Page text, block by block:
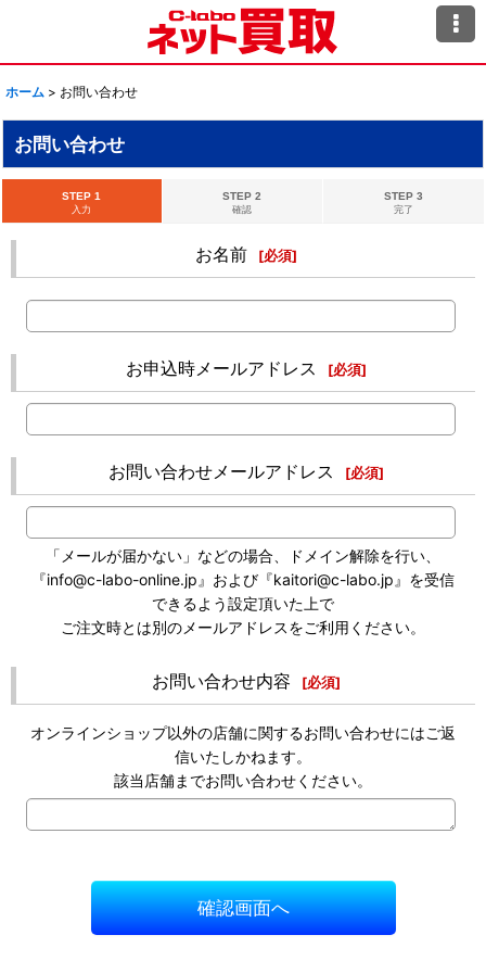
ホーム > お問い合わせ
お問い合わせ
STEP 1
入力
STEP 2
確認
STEP 3
完了
お名前 [必須]
お申込時メールアドレス [必須]
お問い合わせメールアドレス [必須]
「メールが届かない」などの場合、ドメイン解除を行い、
『info@c-labo-online.jp』および『kaitori@c-labo.jp』を受信
できるよう設定頂いた上で
ご注文時とは別のメールアドレスをご利用ください。
お問い合わせ内容 [必須]
オンラインショップ以外の店舗に関するお問い合わせにはご返
信いたしかねます。
該当店舗までお問い合わせください。
確認画面へ